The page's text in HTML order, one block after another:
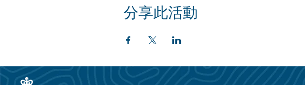
分享此活動